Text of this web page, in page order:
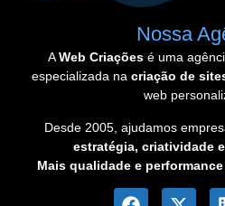
Nossa
AWeb Criaçõesé uma
especializada na criação de
web
Desde 2005, ajudamos
estratégia, criatividade
Mais qualidade e